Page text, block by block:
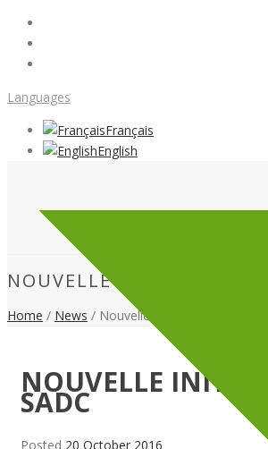
Languages
Français
English
NOUVELLE INITIATIVE À
Home / News / Nouvelle initiative à la SADC
NOUVELLE
SADC
Posted 20 October 2016